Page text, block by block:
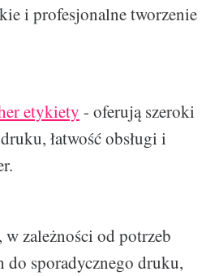
i profesjonalne tworzenie
etykiety - oferują szeroki
łatwość obsługi i
zależności od potrzeb
do sporadycznego druku,